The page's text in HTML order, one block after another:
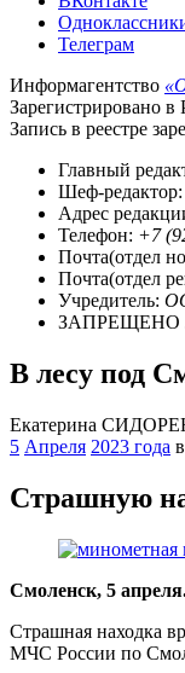
Телеграм
Информагентство
Зарегистрировано в
Запись в реестре
Главный
Шеф-редактор:
Адрес
Телефон: +7
Почта(отдел
Почта(отдел
Учредитель:
ЗАПРЕЩЕНО
В лесу под
Екатерина
5 Апреля 2023 года
Страшную
Смоленск, 5
Страшная находка
МЧС России по